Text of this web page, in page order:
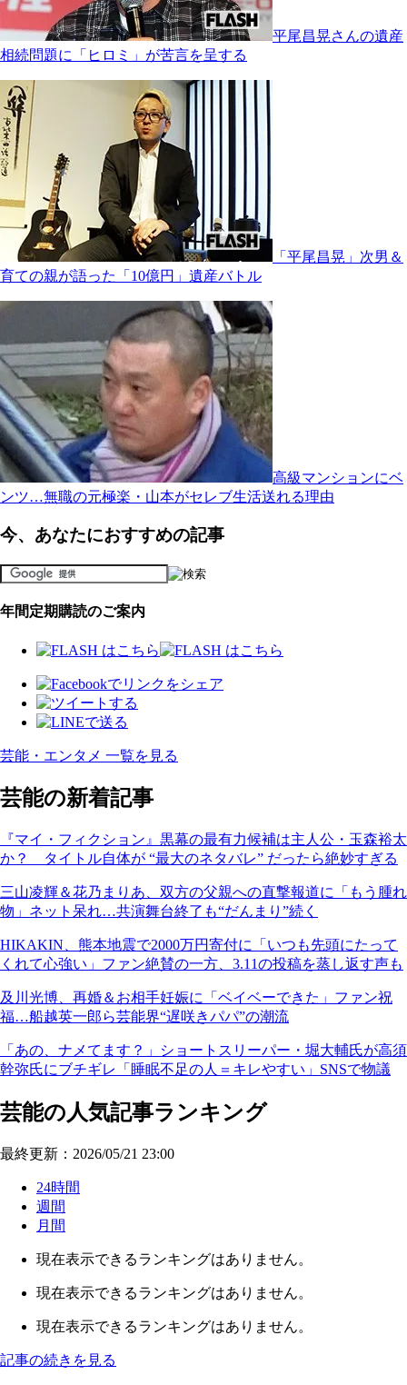
平尾昌晃さんの遺産
相続問題に「ヒロミ」が苦言を呈する
「平尾昌晃」次男＆
育ての親が語った「10億円」遺産バトル
高級マンションにベ
ンツ…無職の元極楽・山本がセレブ生活送れる理由
今、あなたにおすすめの記事
年間定期購読のご案内
芸能・エンタメ 一覧を見る
芸能の新着記事
『マイ・フィクション』黒幕の最有力候補は主人公・玉森裕太
か？ タイトル自体が “最大のネタバレ” だったら絶妙すぎる
三山凌輝＆花乃まりあ、双方の父親への直撃報道に「もう腫れ
物」ネット呆れ…共演舞台終了も“だんまり”続く
HIKAKIN、熊本地震で2000万円寄付に「いつも先頭にたって
くれて心強い」ファン絶賛の一方、3.11の投稿を蒸し返す声も
及川光博、再婚＆お相手妊娠に「ベイベーできた」ファン祝
福…船越英一郎ら芸能界“遅咲きパパ”の潮流
「あの、ナメてます？」ショートスリーパー・堀大輔氏が高須
幹弥氏にブチギレ「睡眠不足の人＝キレやすい」SNSで物議
芸能の人気記事ランキング
最終更新：2026/05/21 23:00
24時間
週間
月間
現在表示できるランキングはありません。
現在表示できるランキングはありません。
現在表示できるランキングはありません。
記事の続きを見る